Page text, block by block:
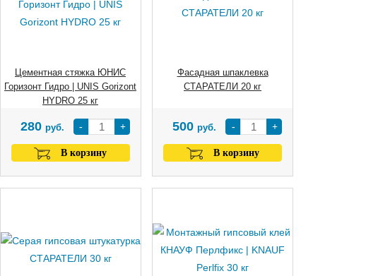
Цементная стяжка ЮНИС
Горизонт Гидро | UNIS Gorizont
HYDRO 25 кг
- +
280 руб.
В корзину
Фасадная шпаклевка
СТАРАТЕЛИ 20 кг
- +
500 руб.
В корзину